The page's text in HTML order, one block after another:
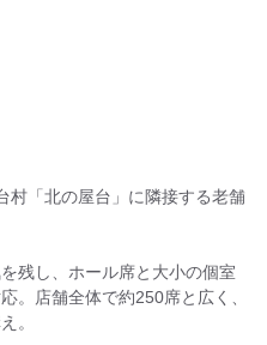
村「北の屋台」に隣接する老舗
残し、ホール席と大小の個室
。店舗全体で約250席と広く、
。